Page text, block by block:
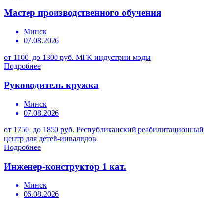
Мастер производственного обучения
Минск
07.08.2026
от 1100 до 1300 руб. МГК индустрии моды
Подробнее
Руководитель кружка
Минск
07.08.2026
от 1750 до 1850 руб. Республиканский реабилитационный
центр для детей-инвалидов
Подробнее
Инженер-конструктор 1 кат.
Минск
06.08.2026